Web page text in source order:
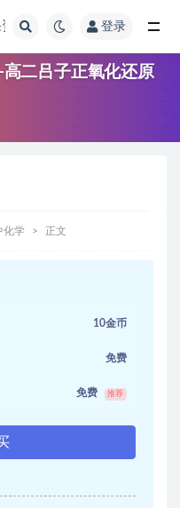
登录
二吕子正氧化还原
化学 正文
10金币
免费
免费 推荐